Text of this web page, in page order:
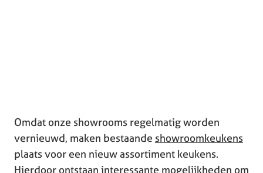
Omdat onze showrooms regelmatig worden
vernieuwd, maken bestaande showroomkeukens
plaats voor een nieuw assortiment keukens.
Hierdoor ontstaan interessante mogelijkheden om